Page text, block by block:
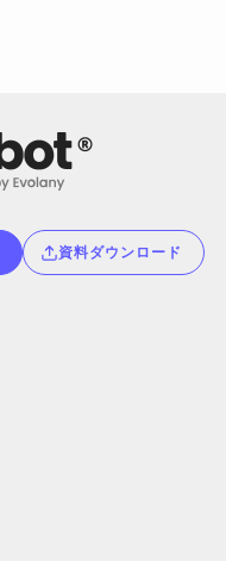
資料ダウンロード